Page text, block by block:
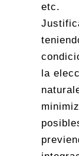
etc.
la